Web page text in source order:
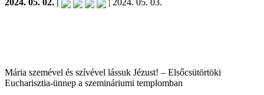
2024. 05. 02. | | 2024. 05. 03.
Mária szemével és szívével lássuk Jézust! – Elsőcsütörtöki
Eucharisztia-ünnep a szemináriumi templomban